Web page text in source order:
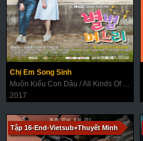
Chị Em Song Sinh
Muôn Kiểu Con Dâu / All Kinds Of Daughters-in-law
2017
Tập 16-End-Vietsub+Thuyết Minh